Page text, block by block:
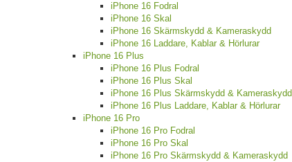
iPhone 16 Fodral
iPhone 16 Skal
iPhone 16 Skärmskydd & Kameraskydd
iPhone 16 Laddare, Kablar & Hörlurar
iPhone 16 Plus
iPhone 16 Plus Fodral
iPhone 16 Plus Skal
iPhone 16 Plus Skärmskydd & Kameraskydd
iPhone 16 Plus Laddare, Kablar & Hörlurar
iPhone 16 Pro
iPhone 16 Pro Fodral
iPhone 16 Pro Skal
iPhone 16 Pro Skärmskydd & Kameraskydd